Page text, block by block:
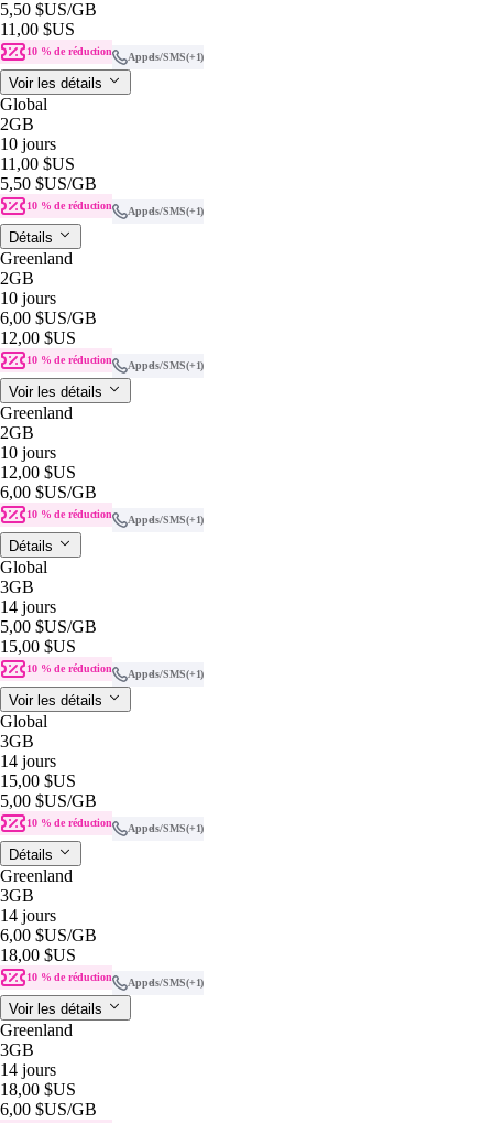
5,50 $US/GB
11,00 $US
10 % de réduction Appels/SMS(+1)
Voir les détails
Global
2GB
10 jours
11,00 $US
5,50 $US/GB
10 % de réduction Appels/SMS(+1)
Détails
Greenland
2GB
10 jours
6,00 $US/GB
12,00 $US
10 % de réduction Appels/SMS(+1)
Voir les détails
Greenland
2GB
10 jours
12,00 $US
6,00 $US/GB
10 % de réduction Appels/SMS(+1)
Détails
Global
3GB
14 jours
5,00 $US/GB
15,00 $US
10 % de réduction Appels/SMS(+1)
Voir les détails
Global
3GB
14 jours
15,00 $US
5,00 $US/GB
10 % de réduction Appels/SMS(+1)
Détails
Greenland
3GB
14 jours
6,00 $US/GB
18,00 $US
10 % de réduction Appels/SMS(+1)
Voir les détails
Greenland
3GB
14 jours
18,00 $US
6,00 $US/GB